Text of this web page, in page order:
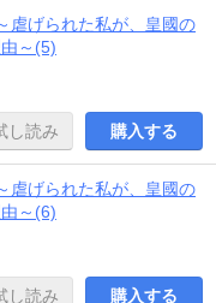
虐げられた私が、皇國の
～(5)
し読み 購入する
虐げられた私が、皇國の
～(6)
し読み 購入する